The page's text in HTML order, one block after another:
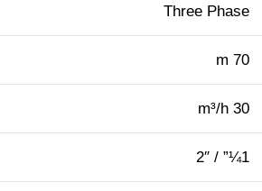
Three Phase
70 m
30 m³/h
1¼” / 2″